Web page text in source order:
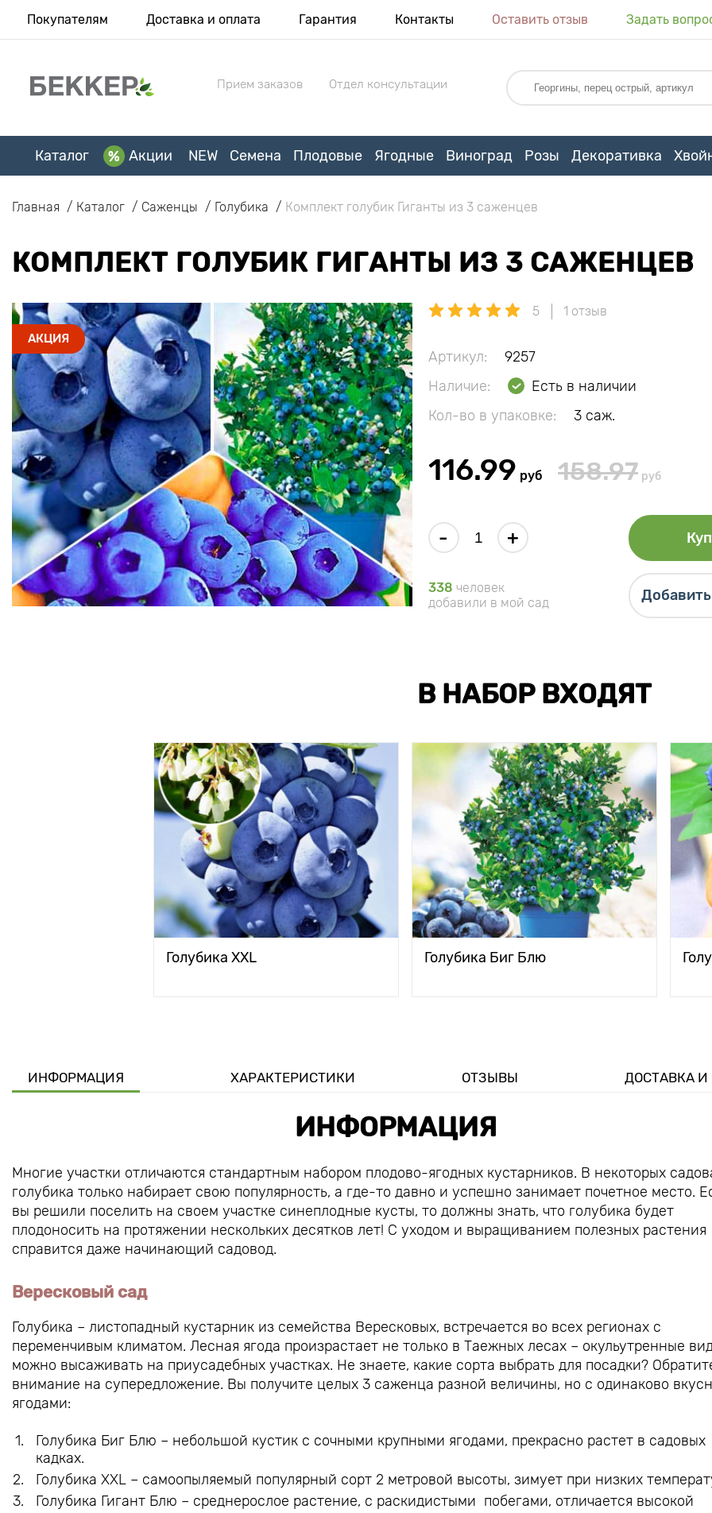
Покупателям Доставка и оплата Гарантия Контакты Оставить отзыв Задать
Прием заказов Отдел консультации
Каталог Акции NEW Семена Плодовые Ягодные Виноград Розы Декоративка
Главная Каталог Саженцы Голубика Комплект голубик Гиганты из 3 саженцев
КОМПЛЕКТ ГОЛУБИК ГИГАНТЫ ИЗ 3 САЖЕНЦЕВ
АКЦИЯ
5 1 отзыв
Артикул:
9257
Наличие:
Есть в наличии
Кол-во в упаковке:
3 саж.
116.99 руб 158.97 руб
- +
338 человек
добавили в мой сад
В НАБОР ВХОДЯТ
Голубика XXL Голубика Биг Блю
ИНФОРМАЦИЯ ХАРАКТЕРИСТИКИ ОТЗЫВЫ ДОСТАВКА И
ИНФОРМАЦИЯ
Многие участки отличаются стандартным набором плодово-ягодных кустарников. В некоторых
голубика только набирает свою популярность, а где-то давно и успешно занимает почетное место.
вы решили поселить на своем участке синеплодные кусты, то должны знать, что голубика будет
плодоносить на протяжении нескольких десятков лет! С уходом и выращиванием полезных растения
справится даже начинающий садовод.
Вересковый сад
Голубика – листопадный кустарник из семейства Вересковых, встречается во всех регионах с
переменчивым климатом. Лесная ягода произрастает не только в Таежных лесах – окульутренные
можно высаживать на приусадебных участках. Не знаете, какие сорта выбрать для посадки?
внимание на супередложение. Вы получите целых 3 саженца разной величины, но с одинаково
ягодами:
Голубика Биг Блю – небольшой кустик с сочными крупными ягодами, прекрасно растет в садовых
кадках.
Голубика XXL – самоопыляемый популярный сорт 2 метровой высоты, зимует при низких
Голубика Гигант Блю – среднерослое растение, с раскидистыми побегами, отличается высокой